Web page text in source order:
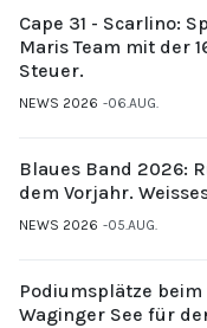
Cape 31 - Scarlino:
Maris Team mit der
Steuer.
NEWS 2026 06.AUG.
Blaues Band 2026:
dem Vorjahr.
NEWS 2026 05.AUG.
Podiumsplätze
Waginger See für